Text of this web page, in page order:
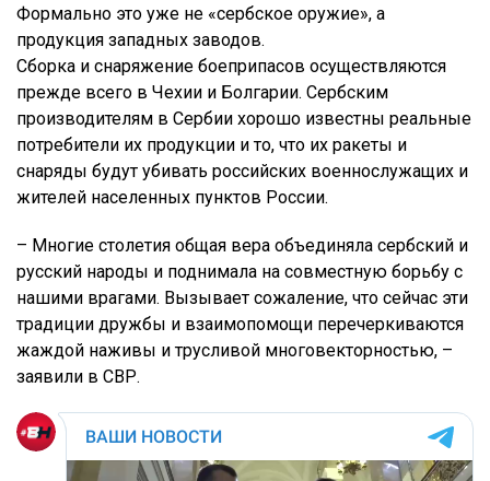
Формально это уже не «сербское оружие», а
продукция западных заводов.
Сборка и снаряжение боеприпасов осуществляются
прежде всего в Чехии и Болгарии. Сербским
производителям в Сербии хорошо известны реальные
потребители их продукции и то, что их ракеты и
снаряды будут убивать российских военнослужащих и
жителей населенных пунктов России.
– Многие столетия общая вера объединяла сербский и
русский народы и поднимала на совместную борьбу с
нашими вра­гами. Вызывает сожаление, что сейчас эти
традиции дружбы и взаимопомощи перечеркиваются
жаждой наживы и трусливой многовекторностью, –
заявили в СВР.